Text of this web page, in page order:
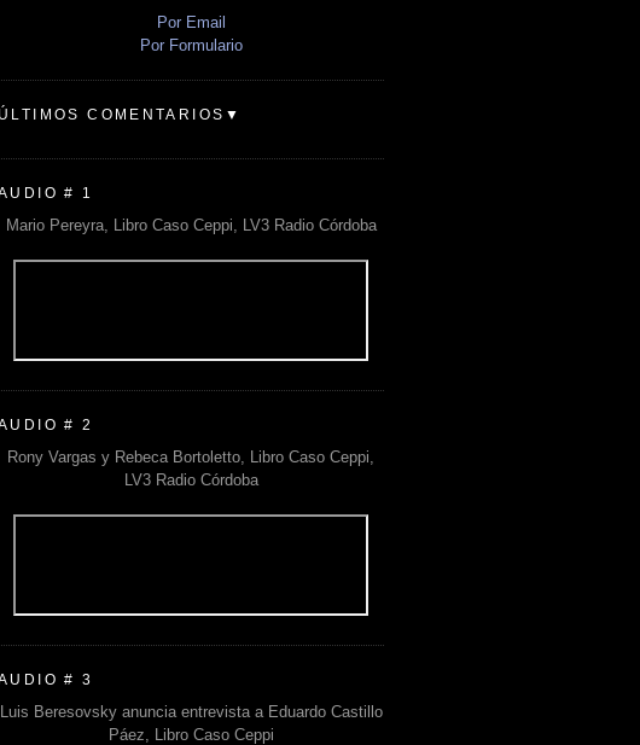
Por Email
Por Formulario
ÚLTIMOS COMENTARIOS▼
# 1
Mario Pereyra, Libro Caso Ceppi, LV3 Radio Córdoba
# 2
Rony Vargas y Rebeca Bortoletto, Libro Caso Ceppi,
LV3 Radio Córdoba
# 3
Luis Beresovsky anuncia entrevista a Eduardo Castillo
Páez, Libro Caso Ceppi